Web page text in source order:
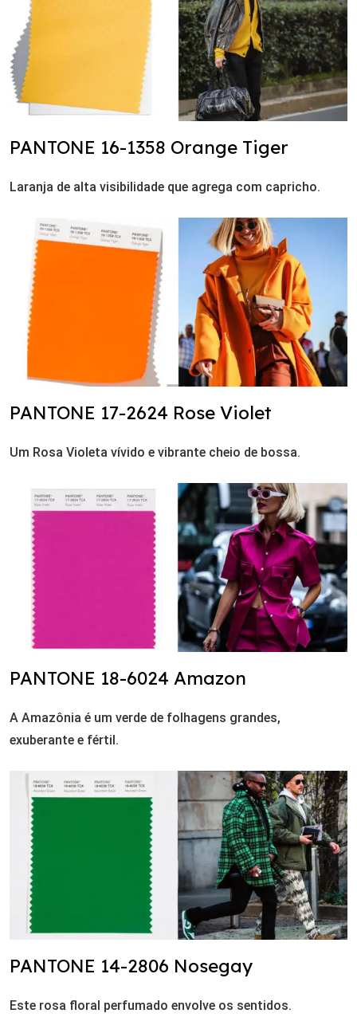
PANTONE 16-1358 Orange Tiger
Laranja de alta visibilidade que agrega com capricho.
PANTONE 17-2624 Rose Violet
Um Rosa Violeta vívido e vibrante cheio de bossa.
PANTONE 18-6024 Amazon
A Amazônia é um verde de folhagens grandes,
exuberante e fértil.
PANTONE 14-2806 Nosegay
Este rosa floral perfumado envolve os sentidos.